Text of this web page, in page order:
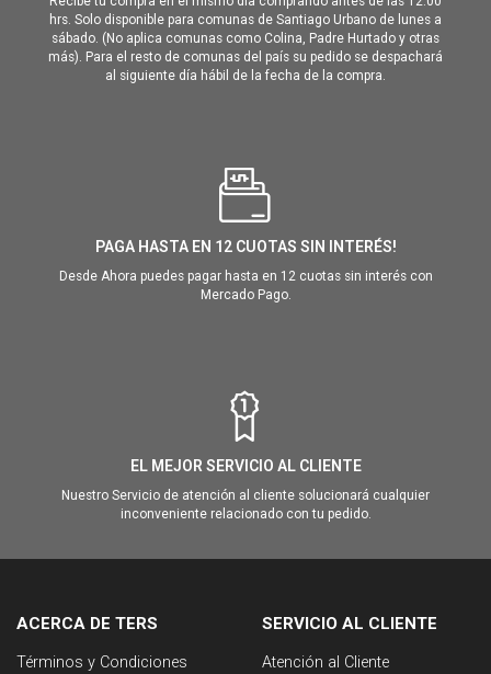
hrs. Solo disponible para comunas de Santiago Urbano de lunes a
sábado. (No aplica comunas como Colina, Padre Hurtado y otras
más). Para el resto de comunas del país su pedido se despachará
al siguiente día hábil de la fecha de la compra.
PAGA HASTA EN 12 CUOTAS SIN INTERÉS!
Desde Ahora puedes pagar hasta en 12 cuotas sin interés con
Mercado Pago.
EL MEJOR SERVICIO AL CLIENTE
Nuestro Servicio de atención al cliente solucionará cualquier
inconveniente relacionado con tu pedido.
ACERCA DE TERS
Términos y Condiciones
SERVICIO AL CLIENTE
Atención al Cliente